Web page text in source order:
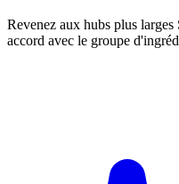
Revenez aux hubs plus
accord avec le groupe